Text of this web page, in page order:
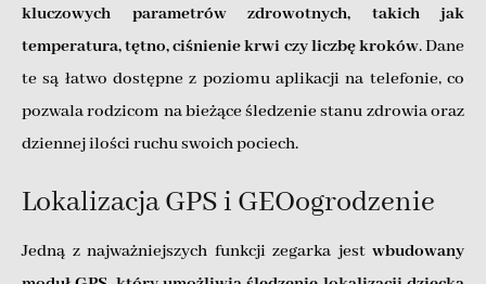
kluczowych parametrów zdrowotnych, takich jak
temperatura, tętno, ciśnienie krwi czy liczbę kroków. Dane
te są łatwo dostępne z poziomu aplikacji na telefonie, co
pozwala rodzicom na bieżące śledzenie stanu zdrowia oraz
dziennej ilości ruchu swoich pociech.
Lokalizacja GPS i GEOogrodzenie
Jedną z najważniejszych funkcji zegarka jest wbudowany